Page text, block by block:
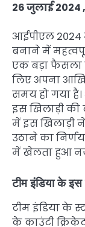
26 जुलाई 2024
आईपीएल 2024
बनाने में
एक बड़ा फैसला
लिए अपना
समय हो गया
इस खिलाड़ी की
में इस खिलाड़ी
उठाने का
में खेलता हुआ
टीम इंडिया के इस
टीम इंडिया के
के काउंटी